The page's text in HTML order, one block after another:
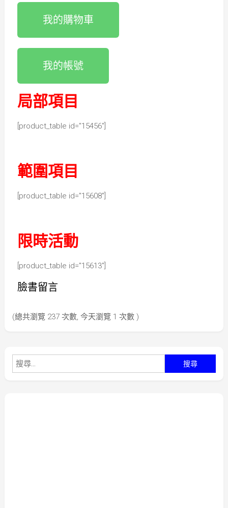
我的購物車
我的帳號
局部項目
[product_table id="15456"]
範圍項目
[product_table id="15608"]
限時活動
[product_table id="15613"]
臉書留言
(總共瀏覽 237 次數, 今天瀏覽 1 次數 )